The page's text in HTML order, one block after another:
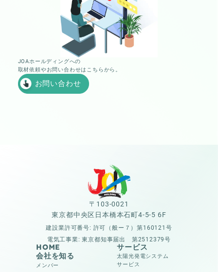
JOAホールディングへの
取材依頼やお問い合わせはこちらから。
お問い合わせ
〒103-0021
東京都中央区日本橋本石町4-5-5 6F
建設業許可番号: 許可（般ー７）第160121号
電気工事業: 東京都知事届出 第2512379号
HOME
会社を知る
メンバー
サービス
太陽光発電システム
サービス